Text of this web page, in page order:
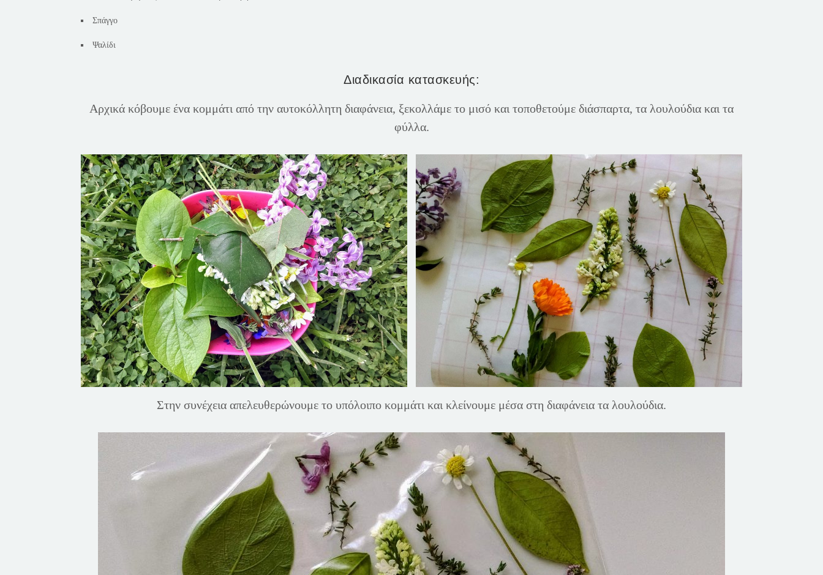
Σπάγγο
Ψαλίδι
Διαδικασία κατασκευής:
Αρχικά κόβουμε ένα κομμάτι από την αυτοκόλλητη διαφάνεια, ξεκολλάμε το μισό και τοποθετούμε διάσπαρτα, τα λουλούδια και τα
φύλλα.
Στην συνέχεια απελευθερώνουμε το υπόλοιπο κομμάτι και κλείνουμε μέσα στη διαφάνεια τα λουλούδια.